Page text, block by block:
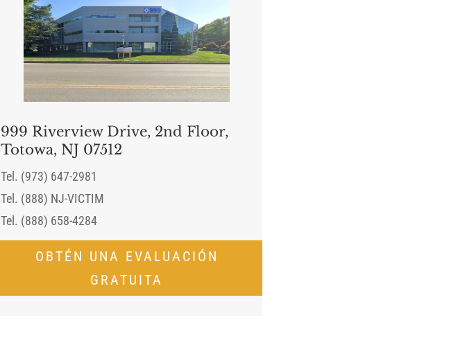
999 Riverview Drive, 2nd Floor,
Totowa, NJ 07512
Tel. (973) 647-2981
Tel. (888) NJ-VICTIM
Tel. (888) 658-4284
OBTÉN UNA EVALUACIÓN
GRATUITA